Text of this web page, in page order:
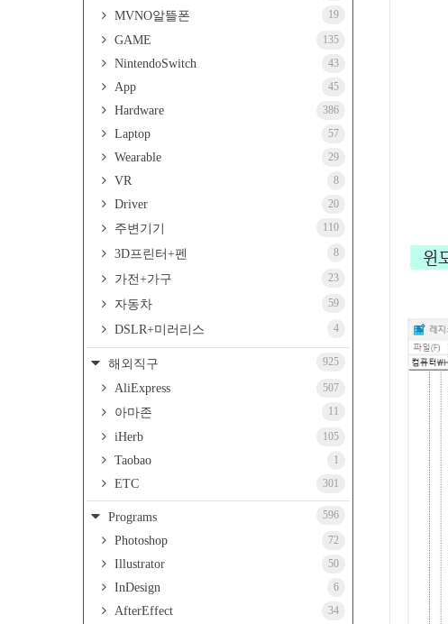
MVNO알뜰폰 19
GAME 135
NintendoSwitch 43
App 45
Hardware 386
Laptop 57
Wearable 29
VR 8
Driver 20
주변기기 110
3D프린터+펜 8
가전+가구 23
자동차 59
DSLR+미러리스 4
해외직구 925
AliExpress 507
아마존 11
iHerb 105
Taobao 1
ETC 301
Programs 596
Photoshop 72
Illustrator 50
InDesign 6
AfterEffect 34